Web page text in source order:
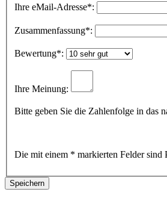
Ihre eMail-Adresse*:
Zusammenfassung*:
Bewertung*:
Ihre Meinung:
Bitte geben Sie die Zahlenfolge in das
Die mit einem * markierten Felder sind